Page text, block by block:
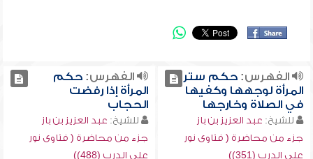
الفهرس:حكم ستر
المرأة لوجهها وكفيها
في الصلاة وخارجها
للشيخ: عبد العزيز بن باز
جزء من محاضرة ( فتاوى نور
على الدرب (351))
الفهرس:حكم
المرأة إذا رفضت
الحجاب
للشيخ: عبد العزيز بن باز
جزء من محاضرة ( فتاوى نور
على الدرب (488))